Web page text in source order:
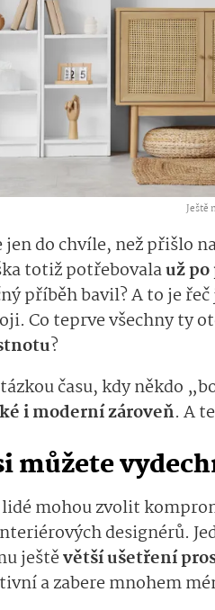
Ještě
do chvíle, než přišlo
totiž potřebovalauž
příběh bavil? A to je
Co teprve všechny ty
?
času, kdy někdo
i moderní zároveň. A
můžete
lidé mohou zvolit
designérů.
ještěvětší ušetření
a zabere mnohem